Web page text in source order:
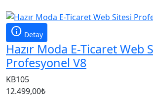
info Detay
Hazır Moda E-Ticaret Web
Profesyonel V8
KB105
12.499,00₺